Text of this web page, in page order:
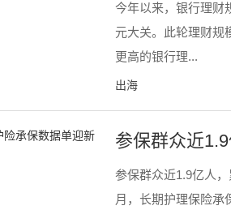
今年以来，银行理财
元大关。此轮理财规
更高的银行理...
出海
参保群众近
参保群众近1.9亿人
月，长期护理保险承